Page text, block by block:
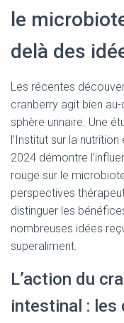
le
delà des
Les récentes
cranberry agit bien
sphère urinaire. Une
l’Institut sur la
2024 démontre
rouge sur le
perspectives
distinguer les
nombreuses idées
superaliment.
L’action du
intestinal : les